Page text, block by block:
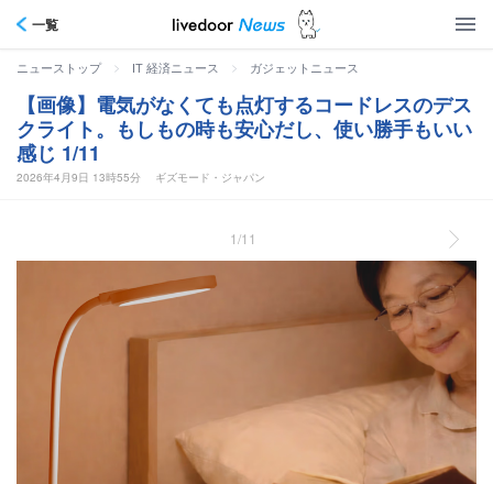
一覧
ニューストップ > IT 経済ニュース > ガジェットニュース
【画像】電気がなくても点灯するコードレスのデス
クライト。もしもの時も安心だし、使い勝手もいい
感じ 1/11
2026年4月9日 13時55分 ギズモード・ジャパン
1/11